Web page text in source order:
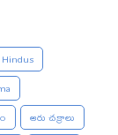
Hindus
ఆరు చక్రాలు